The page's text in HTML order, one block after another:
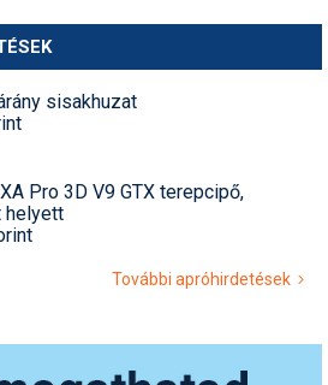
sisakhuzat
Pro 3D V9 GTX terepcipő,
helyett
További apróhirdetések